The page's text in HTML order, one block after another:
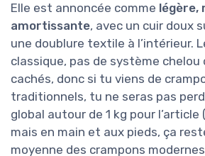
Elle est annoncée comme légère,
amortissante, avec un cuir doux
une doublure textile à l’intérieur.
classique, pas de système chelou
cachés, donc si tu viens de
traditionnels, tu ne seras pas
global autour de 1 kg pour
mais en main et aux pieds, ça
moyenne des crampons